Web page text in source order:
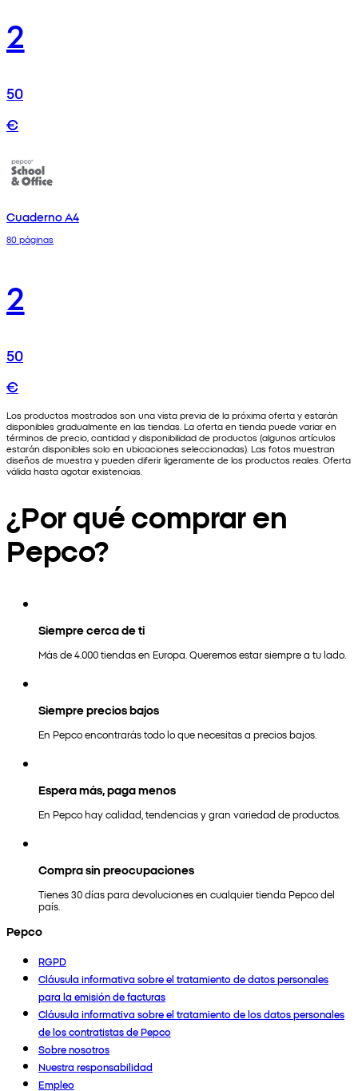
2
50
€
Cuaderno A4
80 páginas
2
50
€
Los productos mostrados son una vista previa de la próxima oferta y estarán
disponibles gradualmente en las tiendas. La oferta en tienda puede variar en
términos de precio, cantidad y disponibilidad de productos (algunos artículos
estarán disponibles solo en ubicaciones seleccionadas). Las fotos muestran
diseños de muestra y pueden diferir ligeramente de los productos reales. Oferta
válida hasta agotar existencias.
¿Por qué comprar en
Pepco?
Siempre cerca de ti
Más de 4.000 tiendas en Europa. Queremos estar siempre a tu lado.
Siempre precios bajos
En Pepco encontrarás todo lo que necesitas a precios bajos.
Espera más, paga menos
En Pepco hay calidad, tendencias y gran variedad de productos.
Compra sin preocupaciones
Tienes 30 días para devoluciones en cualquier tienda Pepco del
país.
Pepco
RGPD
Cláusula informativa sobre el tratamiento de datos personales
para la emisión de facturas
Cláusula informativa sobre el tratamiento de los datos personales
de los contratistas de Pepco
Sobre nosotros
Nuestra responsabilidad
Empleo